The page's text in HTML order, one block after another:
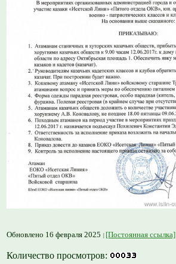
Обновлено 16 февраля 2025 [Постоянная ссылка]
Количество просмотров: